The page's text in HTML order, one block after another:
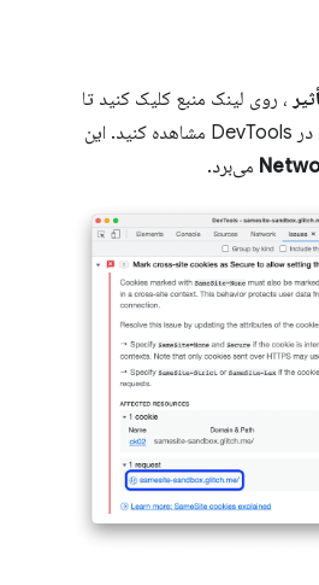
، روی لینک منبع کلیک کنید تا
مورد را در متن مناسب در DevTools مشاهده کنید. این
می‌برد.